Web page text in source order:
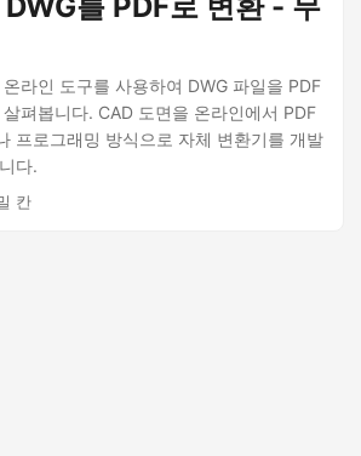
라인 도구를 사용하여 DWG 파일을 PDF
펴봅니다. CAD 도면을 온라인에서 PDF
프로그래밍 방식으로 자체 변환기를 개발
다.
칸